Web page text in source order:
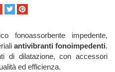
fonoassorbente impedente,
antivibranti fonoimpedenti.
di dilatazione, con accessori
ed efficienza.